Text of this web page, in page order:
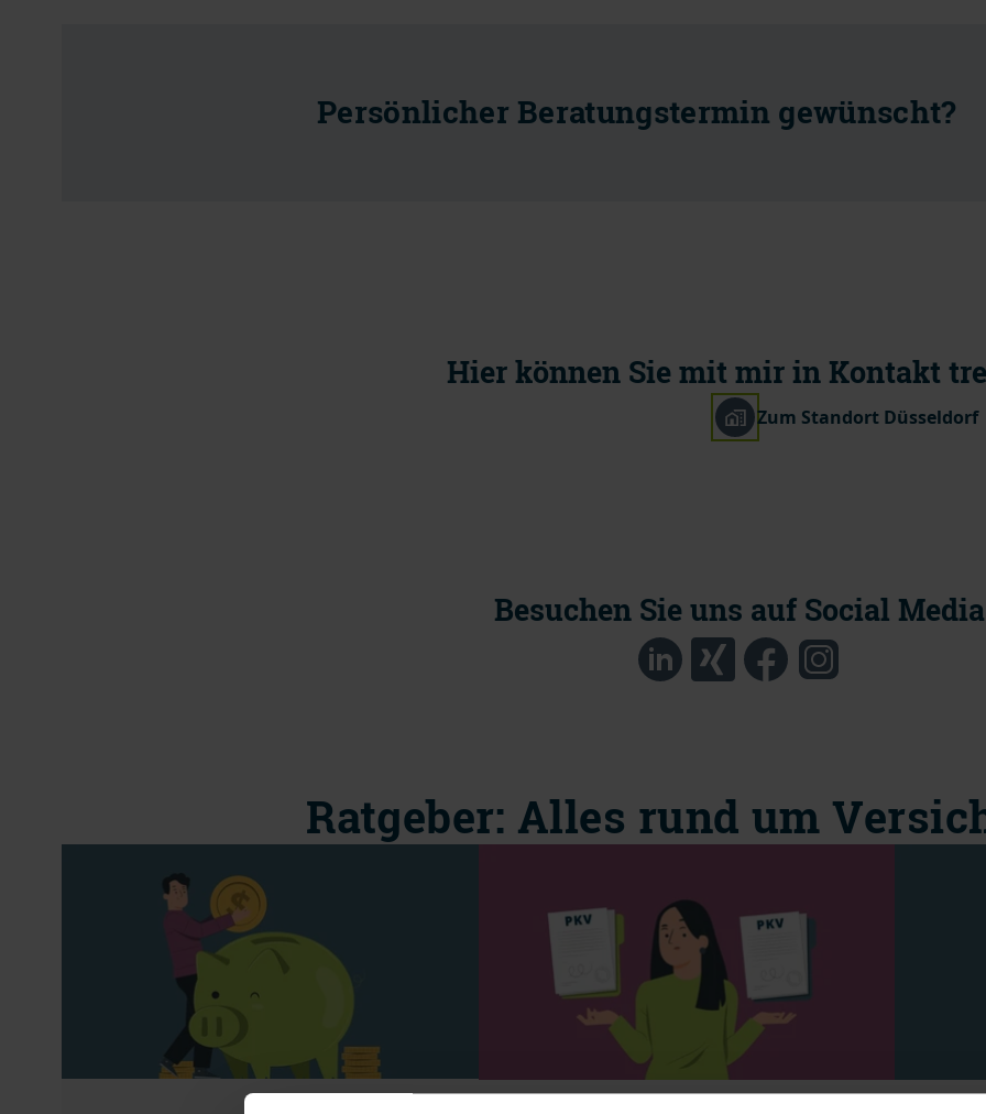
Persönlicher Beratungstermin gewünscht?
Hier können Sie mit mir in Kontakt
Zum Standort Düsseldorf
Besuchen Sie uns auf Social Media
Ratgeber: Alles rund um